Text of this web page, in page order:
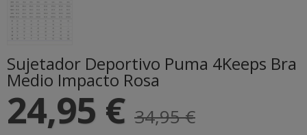
Sujetador Deportivo Puma 4Keeps Bra
Medio Impacto Rosa
24,95 € 34,95 €